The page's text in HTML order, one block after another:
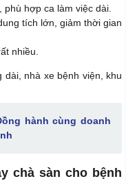
hợp ca làm việc dài.
tích lớn, giảm thời gian
nhiều.
nhà xe bệnh viện, khu
hành cùng doanh
chà sàn cho bệnh